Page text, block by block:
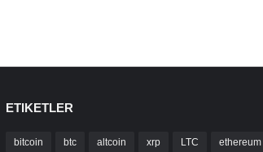
ETIKETLER
bitcoin btc altcoin xrp LTC ethereum